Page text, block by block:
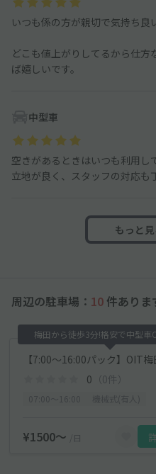
いつも係の方が親切で気持ち良
どこも値上がりしてるから仕
ば嬉しいです。
中型車
空きがあるときはいつも利用し
立地が良く、スタッフの対応も
もっと
周辺の駐車場： 10 件ありま
梅田から徒歩3分!格安で中型車
0 （0件）
¥1500〜 /日